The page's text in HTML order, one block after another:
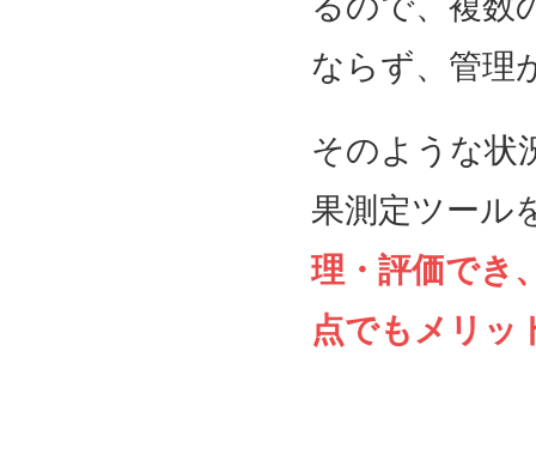
ならず、管理
そのような状
果測定ツール
理・評価でき
点でもメリッ